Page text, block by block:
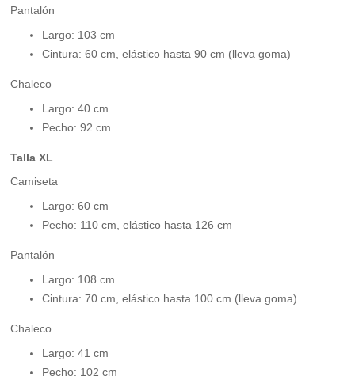
Pantalón
Largo: 103 cm
Cintura: 60 cm, elástico hasta 90 cm (lleva goma)
Chaleco
Largo: 40 cm
Pecho: 92 cm
Talla XL
Camiseta
Largo: 60 cm
Pecho: 110 cm, elástico hasta 126 cm
Pantalón
Largo: 108 cm
Cintura: 70 cm, elástico hasta 100 cm (lleva goma)
Chaleco
Largo: 41 cm
Pecho: 102 cm